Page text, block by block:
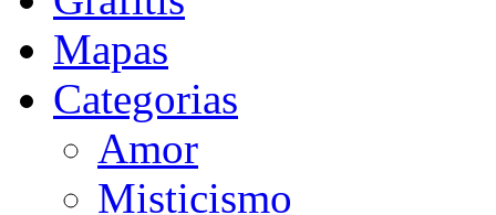
Mapas
Categorias
Amor
Misticismo